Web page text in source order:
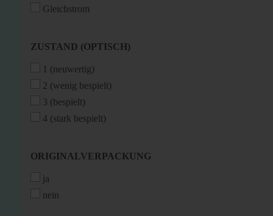
Gleichstrom
ZUSTAND
ZUSTAND (OPTISCH)
1 (neuwertig)
2 (wenig bespielt)
3 (bespielt)
4 (stark bespielt)
ORIGINALVERPACKUNG
ORIGINALVERPACKUNG
ja
nein